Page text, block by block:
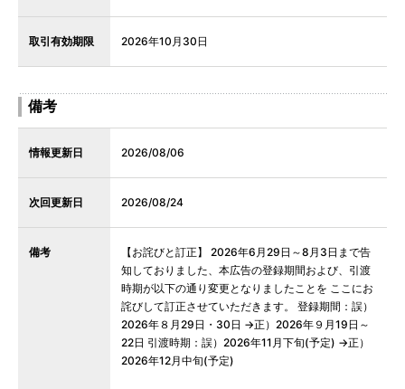
取引有効期限 2026年10月30日
備考
情報更新日 2026/08/06
次回更新日 2026/08/24
備考
【お詫びと訂正】 2026年6月29日～8月3日まで告
知しておりました、本広告の登録期間および、引渡
時期が以下の通り変更となりましたことを ここにお
詫びして訂正させていただきます。 登録期間：誤）
2026年８月29日・30日 →正）2026年９月19日～
22日 引渡時期：誤）2026年11月下旬(予定) →正）
2026年12月中旬(予定)